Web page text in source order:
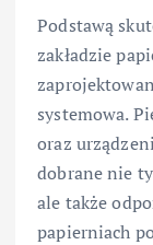
Podstawą
zakładzie
systemowa.
oraz
dobrane nie
ale także
papierniach